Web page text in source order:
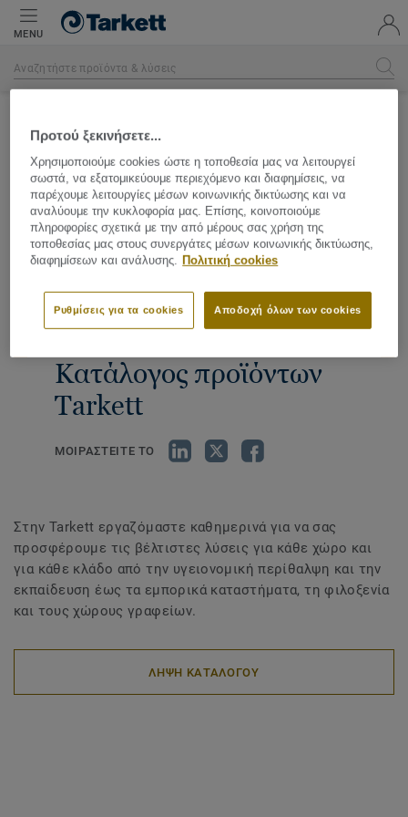
MENU
Κατάλογος προϊόντων
Tarkett
ΜΟΙΡΑΣΤΕΙΤΕ ΤΟ
Στην Tarkett εργαζόμαστε καθημερινά για να σας
προσφέρουμε τις βέλτιστες λύσεις για κάθε χώρο και
για κάθε κλάδο από την υγειονομική περίθαλψη και την
εκπαίδευση έως τα εμπορικά καταστήματα, τη φιλοξενία
και τους χώρους γραφείων.
ΛΗΨΗ ΚΑΤΑΛΟΓΟΥ
Προτού ξεκινήσετε...
Χρησιμοποιούμε cookies ώστε η τοποθεσία μας να λειτουργεί
σωστά, να εξατομικεύουμε περιεχόμενο και διαφημίσεις, να
παρέχουμε λειτουργίες μέσων κοινωνικής δικτύωσης και να
αναλύουμε την κυκλοφορία μας. Επίσης, κοινοποιούμε
πληροφορίες σχετικά με την από μέρους σας χρήση της
τοποθεσίας μας στους συνεργάτες μέσων κοινωνικής δικτύωσης,
διαφημίσεων και ανάλυσης.
Πολιτική cookies
Αποδοχή όλων των cookies
Ρυθμίσεις για τα cookies